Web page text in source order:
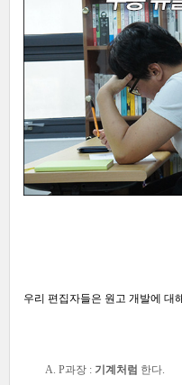
우리 편집자들은 원고 개발에 대
A. P과장 : 기계처럼 한다.